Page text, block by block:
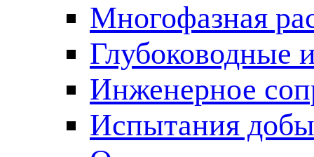
Многофазная
Глубоководные
Инженерное
Испытания